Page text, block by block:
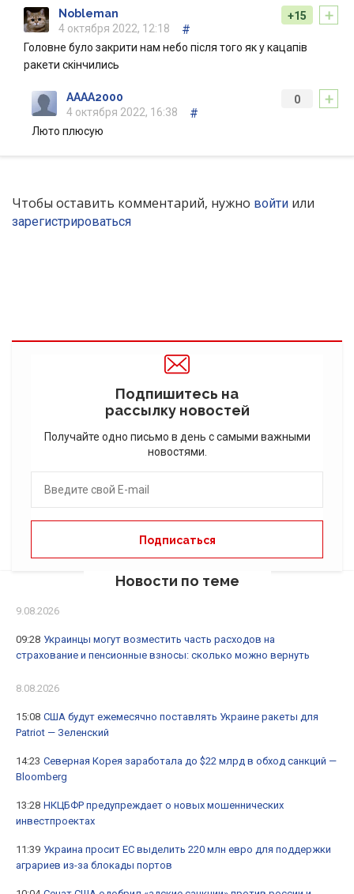
+
+15
Nobleman
4 октября 2022, 12:18
#
Головне було закрити нам небо після того як у кацапів
ракети скінчились
+
0
AAAA2000
4 октября 2022, 16:38
#
Люто плюсую
Чтобы оставить комментарий, нужно войти или
зарегистрироваться
Подпишитесь на
рассылку новостей
Получайте одно письмо в день с самыми важными
новостями.
Новости по теме
9.08.2026
09:28 Украинцы могут возместить часть расходов на
страхование и пенсионные взносы: сколько можно вернуть
8.08.2026
15:08 США будут ежемесячно поставлять Украине ракеты для
Patriot — Зеленский
14:23 Северная Корея заработала до $22 млрд в обход санкций —
Bloomberg
13:28 НКЦБФР предупреждает о новых мошеннических
инвестпроектах
11:39 Украина просит ЕС выделить 220 млн евро для поддержки
аграриев из-за блокады портов